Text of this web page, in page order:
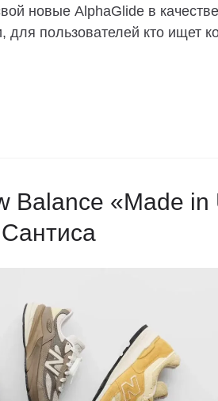
новые AlphaGlide в
для пользователей кто ищет
Balance «Made